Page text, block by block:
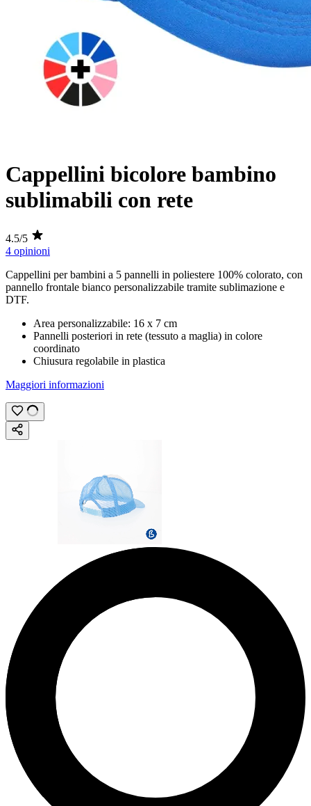
Cappellini bicolore bambino
sublimabili con rete
4.5/5
4 opinioni
Cappellini per bambini a 5 pannelli in poliestere 100% colorato, con
pannello frontale bianco personalizzabile tramite sublimazione e
DTF.
Area personalizzabile: 16 x 7 cm
Pannelli posteriori in rete (tessuto a maglia) in colore
coordinato
Chiusura regolabile in plastica
Maggiori informazioni